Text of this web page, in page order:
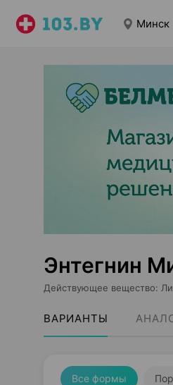
Минск
Энтегнин
Действующее вещество:
ВАРИАНТЫ
Все формы